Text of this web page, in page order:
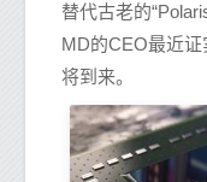
替代古老的
MD的CEO最近
将到来。